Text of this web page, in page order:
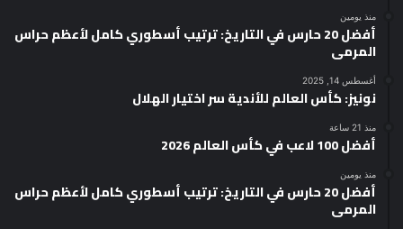
منذ يومين
أفضل 20 حارس في التاريخ: ترتيب أسطوري كامل لأعظم حراس
المرمى
أغسطس 14, 2025
نونيز: كأس العالم للأندية سر اختيار الهلال
منذ 21 ساعة
أفضل 100 لاعب في كأس العالم 2026
منذ يومين
أفضل 20 حارس في التاريخ: ترتيب أسطوري كامل لأعظم حراس
المرمى